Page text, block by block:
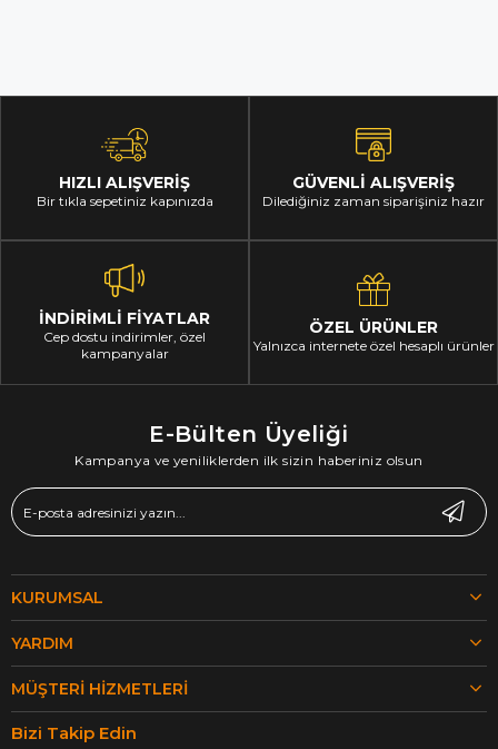
HIZLI ALIŞVERİŞ
Bir tıkla sepetiniz kapınızda
GÜVENLİ ALIŞVERİŞ
Dilediğiniz zaman siparişiniz hazır
İNDİRİMLİ FİYATLAR
Cep dostu indirimler, özel
kampanyalar
ÖZEL ÜRÜNLER
Yalnızca internete özel hesaplı ürünler
E-Bülten Üyeliği
Kampanya ve yeniliklerden ilk sizin haberiniz olsun
KURUMSAL
YARDIM
MÜŞTERI HIZMETLERI
Bizi Takip Edin